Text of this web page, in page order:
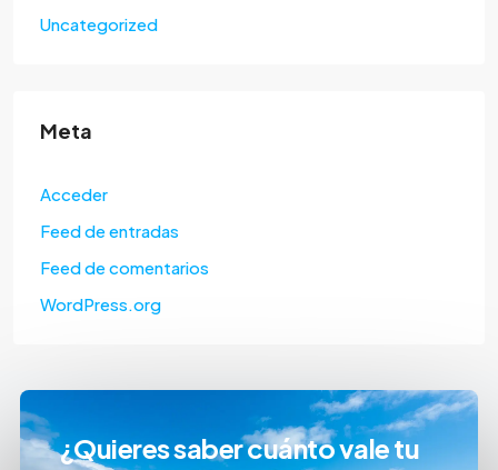
Uncategorized
Meta
Acceder
Feed de entradas
Feed de comentarios
WordPress.org
¿Quieres saber cuánto vale tu